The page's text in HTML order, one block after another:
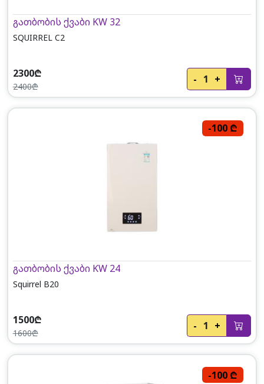
გათბობის ქვაბი KW 32
SQUIRREL C2
2300₾
2400₾
- 1 +
-100 ₾
გათბობის ქვაბი KW 24
Squirrel B20
1500₾
1600₾
- 1 +
-100 ₾